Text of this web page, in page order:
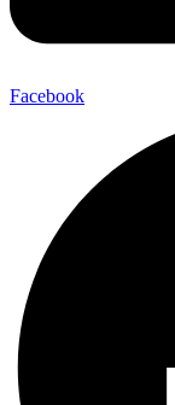
Facebook